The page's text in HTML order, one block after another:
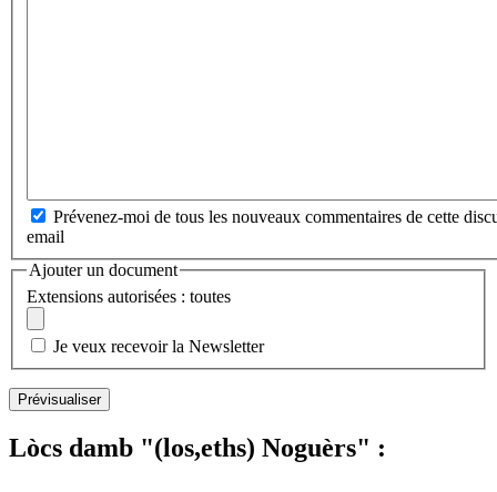
Prévenez-moi de tous les nouveaux commentaires de cette
email
Ajouter un document
Extensions autorisées : toutes
Je veux recevoir la Newsletter
Lòcs damb "(los,eths) Noguèrs" :